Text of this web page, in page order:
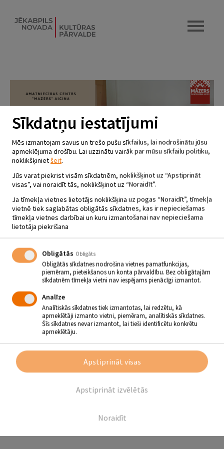
BEZMAKSAS MEISTARKLASES
“TRADICIONĀLĀS LATGALES
KRĀSAINĀS KERAMIKAS
TRADĪCIJAS” KERAMIĶA RAIVO
ANDERSONA VADĪBĀ
Vīpes amatniecības centrs “Māzers”
16., 17., 18. augusts– bezmaksas meistarklases (
Latgales krāsainās keramikas tradīcijas)keramiķa Raivo Andersona
vadībā.
Projekts tiek realizēts ar Valsts Kultūrkapitāla fonda
mērķprogrammas “Latviešu vēsturisko zemju attīstības
Sīkdatņu iestatījumi
Mēs izmantojam savus un trešo pušu sīkfailus, lai nodrošinātu jūsu
apmeklējuma drošību. Lai uzzinātu vairāk par mūsu sīkfailu politiku,
noklikšķinietšeit.
Jūs varat piekrist visām sīkdatnēm, noklikšķinot uz “Apstiprināt
visas”, vai noraidīt tās, noklikšķinot uz “Noraidīt”.
Ja tīmekļa vietnes lietotājs noklikšķina uz pogas “Noraidīt”, tīmekļa
vietnē tiek saglabātas obligātās sīkdatnes, kas ir nepieciešamas
tīmekļa vietnes darbībai un kuru izmantošanai nav nepieciešama
lietotāja piekrišana
Obligātās Obligāts
Obligātās sīkdatnes nodrošina vietnes pamatfunkcijas,
piemēram, pieteikšanos un konta pārvaldību. Bez obligātajām
sīkdatnēm tīmekļa vietni nav iespējams pienācīgi izmantot.
Analīze
Analītiskās sīkdatnes tiek izmantotas, lai redzētu, kā
apmeklētāji izmanto vietni, piemēram, analītiskās sīkdatnes.
Šīs sīkdatnes nevar izmantot, lai tieši identificētu konkrētu
apmeklētāju.
Noraidīt
Apstiprināt izvēlētās
Apstiprināt visas